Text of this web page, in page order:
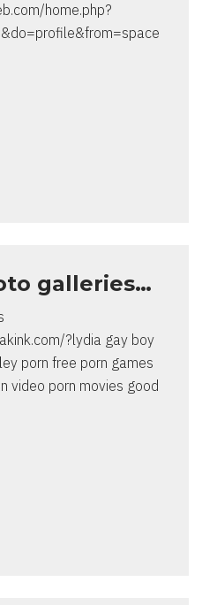
home.php?
galleries…
?lydia gay boy
porn free porn games
video porn movies good